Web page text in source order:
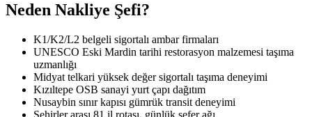
Neden Nakliye Şefi?
K1/K2/L2 belgeli sigortalı ambar firmaları
UNESCO Eski Mardin tarihi restorasyon malzemesi taşıma
uzmanlığı
Midyat telkari yüksek değer sigortalı taşıma deneyimi
Kızıltepe OSB sanayi yurt çapı dağıtım
Nusaybin sınır kapısı gümrük transit deneyimi
Şehirler arası 81 il rotası, günlük sefer ağı